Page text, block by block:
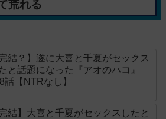
荒れる
完結？】遂に大喜と千夏がセックス
と話題になった『アオのハコ』
話【NTRなし】
完結】大喜と千夏がセックスしたと